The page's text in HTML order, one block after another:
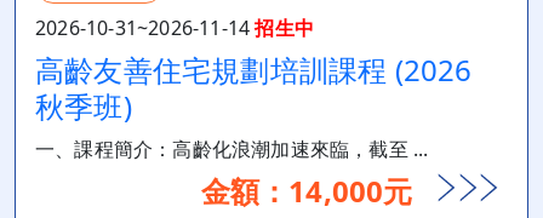
2026-10-31~2026-11-14招生中
高齡友善住宅規劃培訓課程 (2026
秋季班)
一、課程簡介：高齡化浪潮加速來臨，截至 ...
金額：14,000元